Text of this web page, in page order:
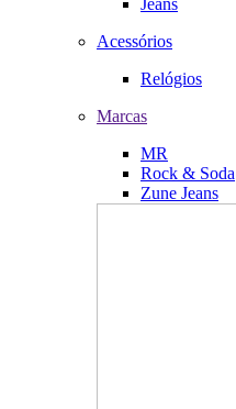
Jeans
Acessórios
Relógios
Marcas
MR
Rock & Soda
Zune Jeans